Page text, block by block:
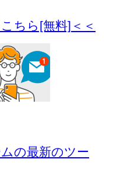
ちら[無料]＜＜
の最新のツー